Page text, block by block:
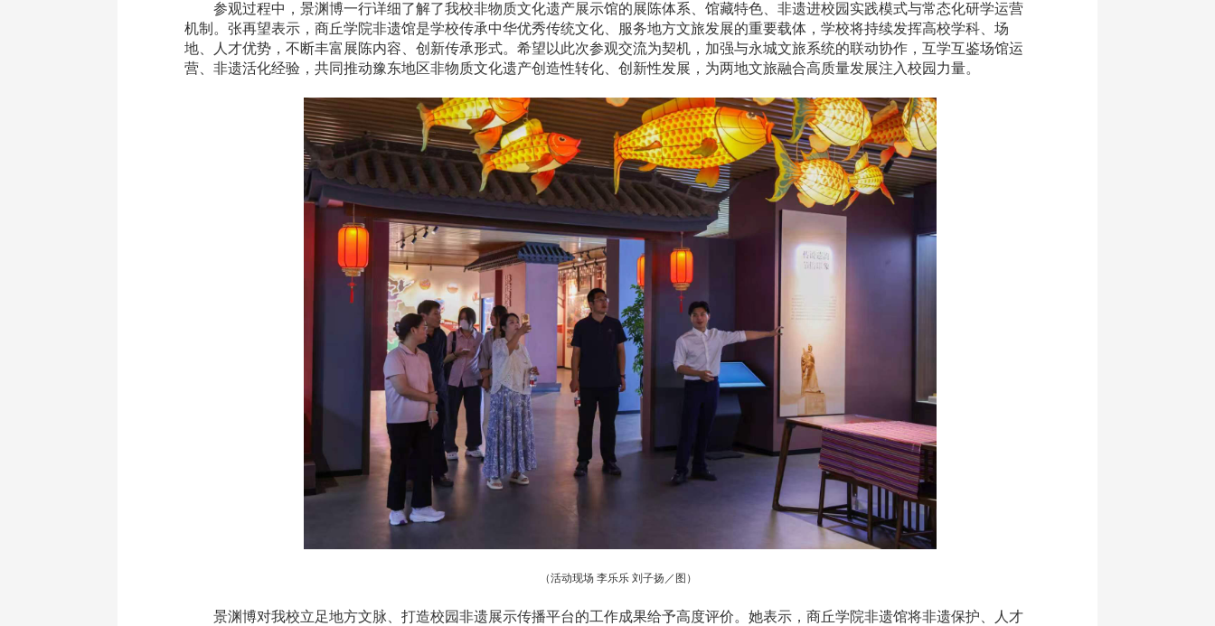
参观过程中，景渊博一行详细了解了我校非物质文化遗产展示馆的展陈体系、馆藏特色、非遗进校园实践模式与常态化研学运营
机制。张再望表示 ，商丘学院非遗馆是学校传承中华优秀传统文化、服务地方文旅发展的重要载体，学校将持续发挥高校学科、场
地、人才优势，不断丰富展陈内容、创新传承形式。希望以此次参观交流为契机，加强与永城文旅系统的联动协作，互学互鉴场馆运
营、非遗活化经验，共同推动豫东地区非物质文化遗产创造性转化、创新性发展，为两地文旅融合高质量发展注入校园力量。
（活动现场 李乐乐 刘子扬 ／图）
景渊博对我校立足地方文脉、打造校园非遗展示传播平台的工作成果给予高度评价。她表示，商丘学院非遗馆将非遗保护、人才